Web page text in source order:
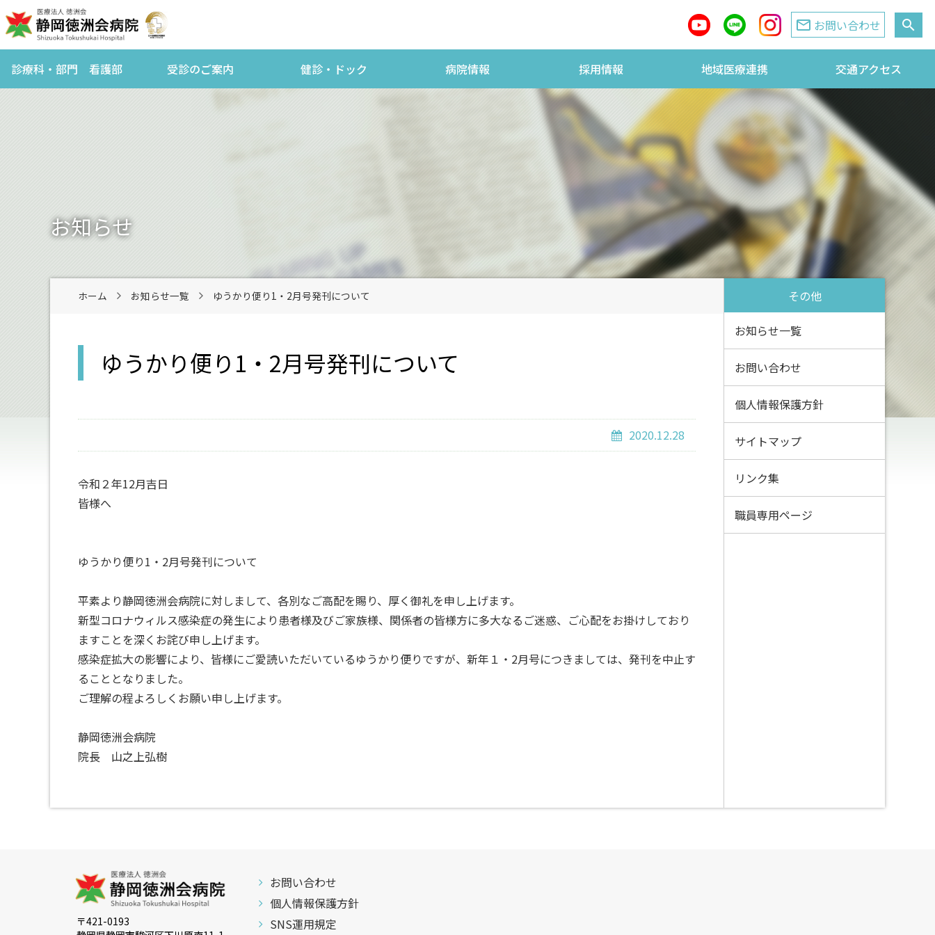
mail_outline お問い合わせ search
診療科・部門 看護部 受診のご案内 健診・ドック 病院情報 採用情報 地域医療連携 交通アクセス
お知らせ
ホーム お知らせ一覧 ゆうかり便り1・2月号発刊について
ゆうかり便り1・2月号発刊について
2020.12.28
令和２年12月吉日
皆様へ
ゆうかり便り1・2月号発刊について
平素より静岡徳洲会病院に対しまして、各別なご高配を賜り、厚く御礼を申し上げます。
新型コロナウィルス感染症の発生により患者様及びご家族様、関係者の皆様方に多大なるご迷惑、ご心配をお掛けしており
ますことを深くお詫び申し上げます。
感染症拡大の影響により、皆様にご愛読いただいているゆうかり便りですが、新年１・2月号につきましては、発刊を中止す
ることとなりました。
ご理解の程よろしくお願い申し上げます。
静岡徳洲会病院
院長 山之上弘樹
その他
お知らせ一覧
お問い合わせ
個人情報保護方針
サイトマップ
リンク集
職員専用ページ
〒421-0193
お問い合わせ
個人情報保護方針
SNS運用規定